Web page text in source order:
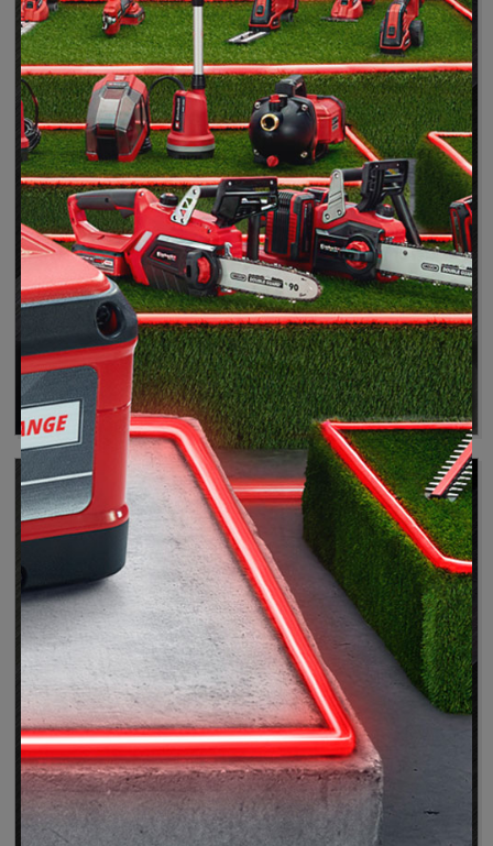
Extensão da garantia para 3 anos
Garantia da bateria